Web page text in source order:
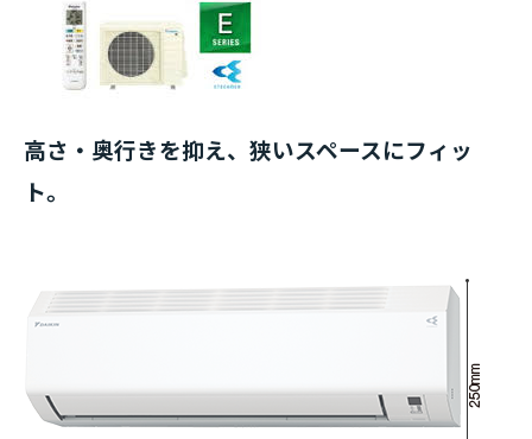
高さ・奥行きを抑え、狭いスペースにフィッ
ト。